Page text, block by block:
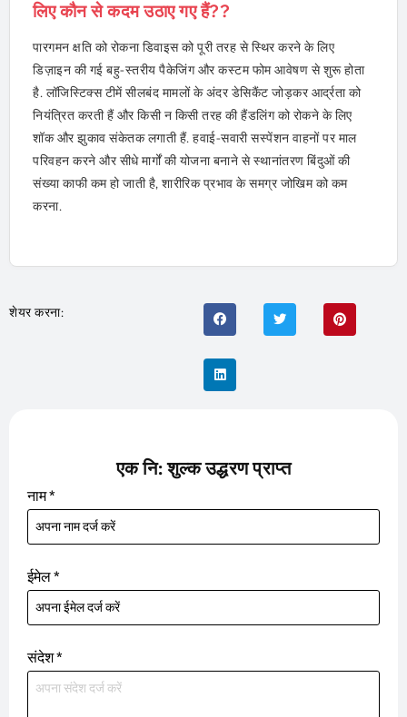
लिए कौन से कदम उठाए गए हैं??
पारगमन क्षति को रोकना डिवाइस को पूरी तरह से स्थिर करने के लिए
डिज़ाइन की गई बहु-स्तरीय पैकेजिंग और कस्टम फोम आवेषण से शुरू होता
है. लॉजिस्टिक्स टीमें सीलबंद मामलों के अंदर डेसिकैंट जोड़कर आर्द्रता को
नियंत्रित करती हैं और किसी न किसी तरह की हैंडलिंग को रोकने के लिए
शॉक और झुकाव संकेतक लगाती हैं. हवाई-सवारी सस्पेंशन वाहनों पर माल
परिवहन करने और सीधे मार्गों की योजना बनाने से स्थानांतरण बिंदुओं की
संख्या काफी कम हो जाती है, शारीरिक प्रभाव के समग्र जोखिम को कम
करना.
शेयर करना:
एक नि: शुल्क उद्धरण प्राप्त
नाम*
ईमेल*
संदेश*